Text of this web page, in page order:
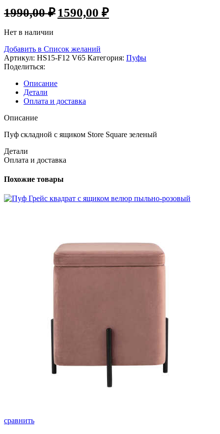
1990,00₽ 1590,00 ₽
Нет в наличии
Добавить в Список желаний
Артикул: HS15-F12 V65 Категория: Пуфы
Поделиться:
Описание
Детали
Оплата и доставка
Описание
Пуф складной с ящиком Store Square зеленый
Детали
Оплата и доставка
Похожие товары
сравнить